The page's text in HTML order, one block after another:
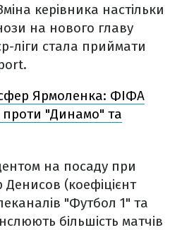
керівника настільки
на нового главу
ліги стала приймати
Ярмоленка: ФІФА
"Динамо" та
на посаду при
(коефіцієнт
"Футбол 1" та
більшість матчів